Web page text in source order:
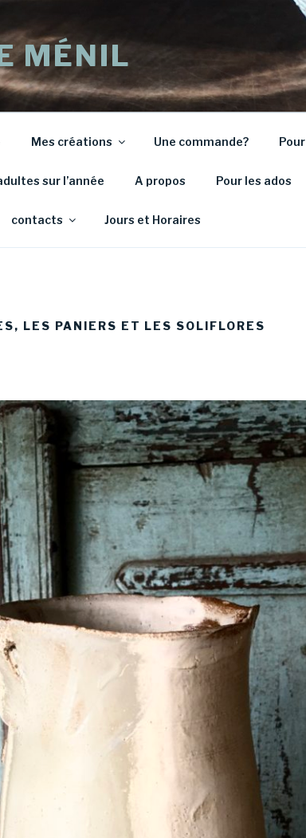
MÉNIL
Mes créations Une commande?
sur l’année A propos Pour les ados
contacts Jours et Horaires
LES PANIERS ET LES SOLIFLORES